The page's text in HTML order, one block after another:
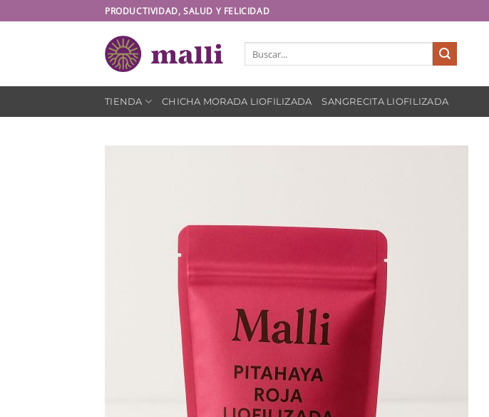
al
PRODUCTIVIDAD, SALUD Y FELICIDAD
por:
TIENDA CHICHA MORADA LIOFILIZADA SANGRECITA LIOFILIZADA